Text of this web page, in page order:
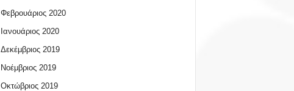
Φεβρουάριος 2020
Ιανουάριος 2020
Δεκέμβριος 2019
Νοέμβριος 2019
Οκτώβριος 2019